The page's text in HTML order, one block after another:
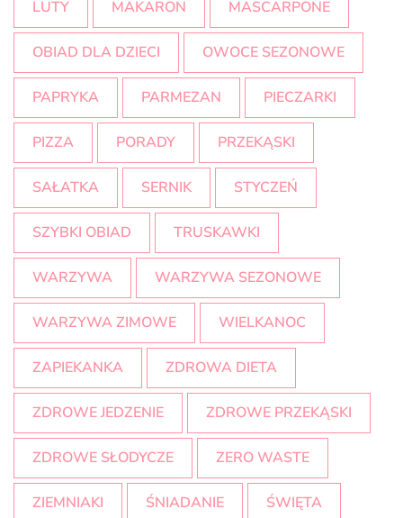
LUTY MAKARON MASCARPONE
OBIAD DLA DZIECI OWOCE SEZONOWE
PAPRYKA PARMEZAN PIECZARKI
PIZZA PORADY PRZEKĄSKI
SAŁATKA SERNIK STYCZEŃ
SZYBKI OBIAD TRUSKAWKI
WARZYWA WARZYWA SEZONOWE
WARZYWA ZIMOWE WIELKANOC
ZAPIEKANKA ZDROWA DIETA
ZDROWE JEDZENIE ZDROWE PRZEKĄSKI
ZDROWE SŁODYCZE ZERO WASTE
ZIEMNIAKI ŚNIADANIE ŚWIĘTA